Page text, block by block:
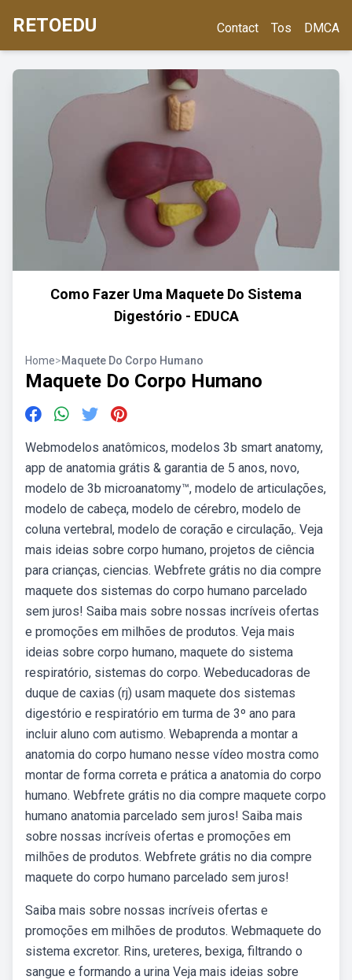
RETOEDU Contact Tos DMCA
Como Fazer Uma Maquete Do Sistema
Digestório - EDUCA
Home>Maquete Do Corpo Humano
Maquete Do Corpo Humano
Webmodelos anatômicos, modelos 3b smart anatomy,
app de anatomia grátis & garantia de 5 anos, novo,
modelo de 3b microanatomy™, modelo de articulações,
modelo de cabeça, modelo de cérebro, modelo de
coluna vertebral, modelo de coração e circulação,. Veja
mais ideias sobre corpo humano, projetos de ciência
para crianças, ciencias. Webfrete grátis no dia compre
maquete dos sistemas do corpo humano parcelado
sem juros! Saiba mais sobre nossas incríveis ofertas
e promoções em milhões de produtos. Veja mais
ideias sobre corpo humano, maquete do sistema
respiratório, sistemas do corpo. Webeducadoras de
duque de caxias (rj) usam maquete dos sistemas
digestório e respiratório em turma de 3º ano para
incluir aluno com autismo. Webaprenda a montar a
anatomia do corpo humano nesse vídeo mostra como
montar de forma correta e prática a anatomia do corpo
humano. Webfrete grátis no dia compre maquete corpo
humano anatomia parcelado sem juros! Saiba mais
sobre nossas incríveis ofertas e promoções em
milhões de produtos. Webfrete grátis no dia compre
maquete do corpo humano parcelado sem juros!
Saiba mais sobre nossas incríveis ofertas e
promoções em milhões de produtos. Webmaquete do
sistema excretor. Rins, ureteres, bexiga, filtrando o
sangue e formando a urina Veja mais ideias sobre